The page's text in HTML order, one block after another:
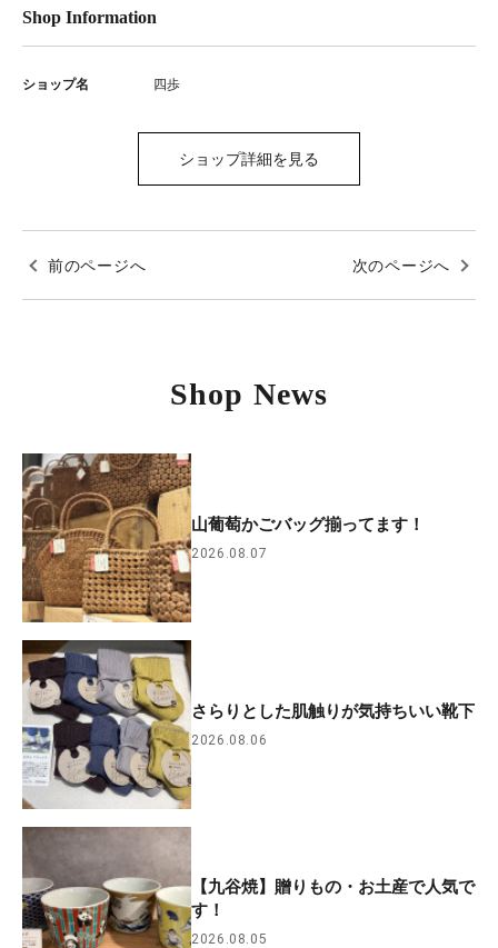
Shop Information
ショップ名 四歩
ショップ詳細を見る
前のページへ 次のページへ
Shop News
山葡萄かごバッグ揃ってます！
2026.08.07
さらりとした肌触りが気持ちいい靴下
2026.08.06
【九谷焼】贈りもの・お土産で人気で
す！
2026.08.05